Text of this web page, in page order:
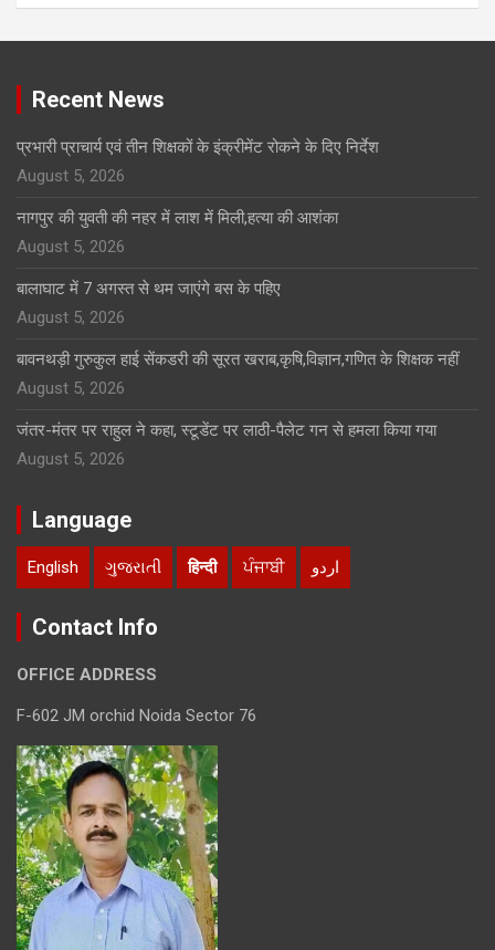
Click to Open Page
Recent News
प्रभारी प्राचार्य एवं तीन शिक्षकों के इंक्रीमेंट रोकने के दिए निर्देश
August 5, 2026
नागपुर की युवती की नहर में लाश में मिली,हत्या की आशंका
August 5, 2026
बालाघाट में 7 अगस्त से थम जाएंगे बस के पहिए
August 5, 2026
बावनथड़ी गुरुकुल हाई सेंकडरी की सूरत खराब,कृषि,विज्ञान,गणित के शिक्षक नहीं
August 5, 2026
जंतर-मंतर पर राहुल ने कहा, स्टूडेंट पर लाठी-पैलेट गन से हमला किया गया
August 5, 2026
Language
English ગુજરાતી हिन्दी ਪੰਜਾਬੀ اردو
Contact Info
OFFICE ADDRESS
F-602 JM orchid Noida Sector 76